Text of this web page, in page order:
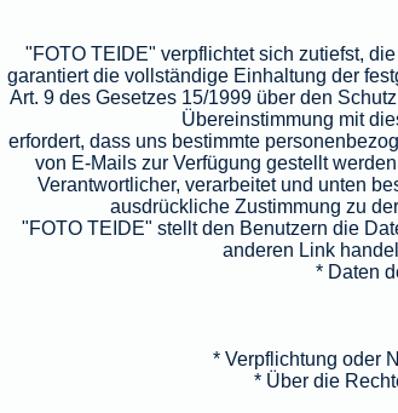
"FOTO TEIDE" verpflichtet sich zutiefst,
garantiert die vollständige Einhaltung der
Art. 9 des Gesetzes 15/1999 über den
Übereinstimmung mit
erfordert, dass uns bestimmte
von E-Mails zur Verfügung gestellt
Verantwortlicher, verarbeitet und unten
ausdrückliche Zustimmung zu
"FOTO TEIDE" stellt den Benutzern die
anderen Link
* Daten
* Verpflichtung oder
* Über die